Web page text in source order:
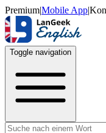
Premium|Mobile App|
Toggle navigation